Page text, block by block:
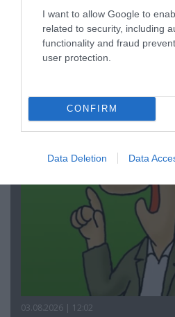
I want to allow Google to
related to security, including
functionality and fraud
user protection.
CONFIRM
Data Deletion Data
03.08.2026 | 19:02
ρεπόρτερ του ΟΡΕΝ:
δικαίωμα στο λάθος»
03.08.2026 | 12:02